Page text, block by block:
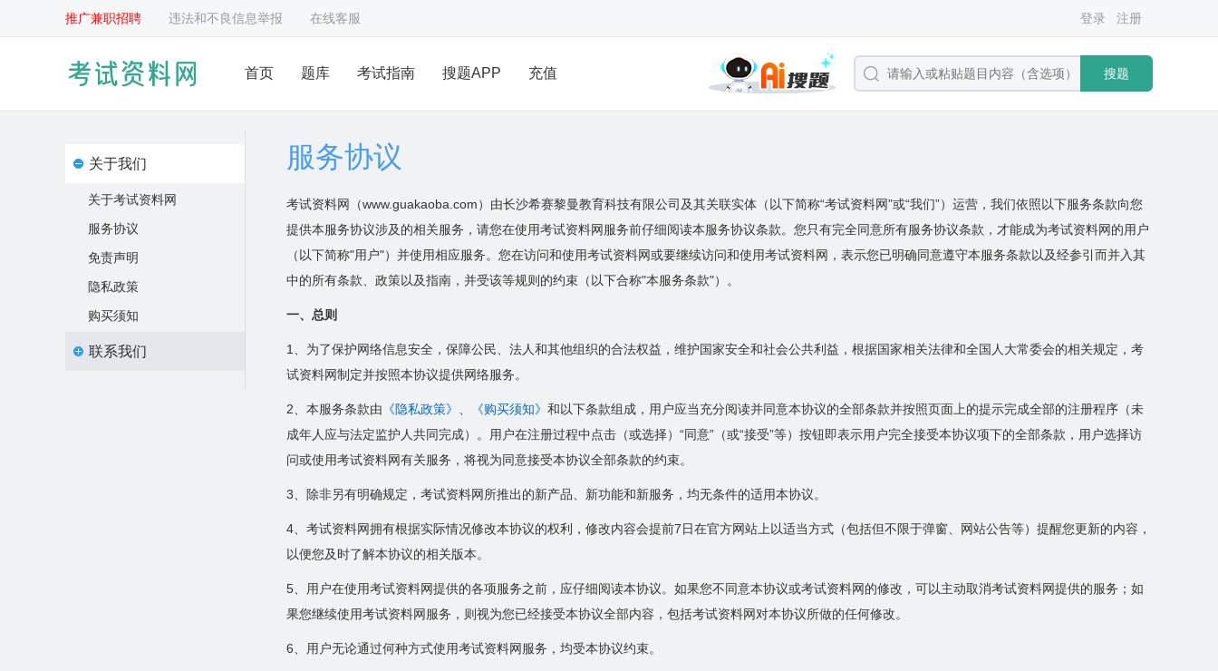
推广兼职招聘 违法和不良信息举报 在线客服 登录 注册
首页 题库 考试指南 搜题APP 充值 搜题
关于我们
关于考试资料网
服务协议
免责声明
隐私政策
购买须知
联系我们
服务协议
考试资料网（www.guakaoba.com）由长沙希赛黎曼教育科技有限公司及其关联实体（以下简称“考试资料网”或“我们”）运营，我们依照以下服务条款向您
提供本服务协议涉及的相关服务，请您在使用考试资料网服务前仔细阅读本服务协议条款。您只有完全同意所有服务协议条款，才能成为考试资料网的用户
（以下简称"用户"）并使用相应服务。您在访问和使用考试资料网或要继续访问和使用考试资料网，表示您已明确同意遵守本服务条款以及经参引而并入其
中的所有条款、政策以及指南，并受该等规则的约束（以下合称"本服务条款"）。
一、总则
1、为了保护网络信息安全，保障公民、法人和其他组织的合法权益，维护国家安全和社会公共利益，根据国家相关法律和全国人大常委会的相关规定，考
试资料网制定并按照本协议提供网络服务。
2、本服务条款由 《隐私政策》 《购买须知》 和以下条款组成，用户应当充分阅读并同意本协议的全部条款并按照页面上的提示完成全部的注册程序（未
成年人应与法定监护人共同完成）。用户在注册过程中点击（或选择）“同意”（或“接受”等）按钮即表示用户完全接受本协议项下的全部条款，用户选择访
问或使用考试资料网有关服务，将视为同意接受本协议全部条款的约束。
3、除非另有明确规定，考试资料网所推出的新产品、新功能和新服务，均无条件的适用本协议。
4、考试资料网拥有根据实际情况修改本协议的权利，修改内容会提前7日在官方网站上以适当方式（包括但不限于弹窗、网站公告等）提醒您更新的内容，
以便您及时了解本协议的相关版本。
5、用户在使用考试资料网提供的各项服务之前，应仔细阅读本协议。如果您不同意本协议或考试资料网的修改，可以主动取消考试资料网提供的服务；如
果您继续使用考试资料网服务，则视为您已经接受本协议全部内容，包括考试资料网对本协议所做的任何修改。
6、用户无论通过何种方式使用考试资料网服务，均受本协议约束。